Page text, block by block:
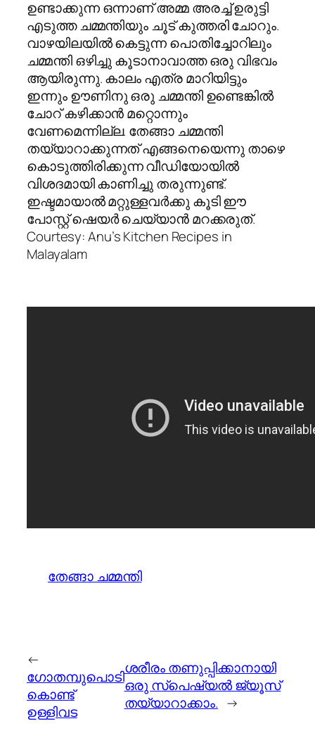
ഉണ്ടാക്കുന്ന ഒന്നാണ് അമ്മ അരച്ച് ഉരുട്ടി
എടുത്ത ചമ്മന്തിയും ചൂട് കുത്തരി ചോറും.
വാഴയിലയില്‍ കെട്ടുന്ന പൊതിച്ചോറിലും
ചമ്മന്തി ഒഴിച്ചു കൂടാനാവാത്ത ഒരു വിഭവം
ആയിരുന്നു. കാലം എത്ര മാറിയിട്ടും
ഇന്നും ഊണിനു ഒരു ചമ്മന്തി ഉണ്ടെങ്കില്‍
ചോറ് കഴിക്കാന്‍ മറ്റൊന്നും
വേണമെന്നില്ല. തേങ്ങാ ചമ്മന്തി
തയ്യാറാക്കുന്നത് എങ്ങനെയെന്നു താഴെ
കൊടുത്തിരിക്കുന്ന വീഡിയോയില്‍
വിശദമായി കാണിച്ചു തരുന്നുണ്ട്.
ഇഷ്ടമായാല്‍ മറ്റുള്ളവര്‍ക്കു കൂടി ഈ
പോസ്റ്റ്‌ ഷെയര്‍ ചെയ്യാന്‍ മറക്കരുത്.
Courtesy: Anu’s Kitchen Recipes in
Malayalam
തേങ്ങാ ചമ്മന്തി
←
ഗോതമ്പുപൊടി
കൊണ്ട്
ഉള്ളിവട
ശരീരം തണുപ്പിക്കാനായി
ഒരു സ്പെഷ്യല്‍ ജ്യൂസ്
തയ്യാറാക്കാം. →